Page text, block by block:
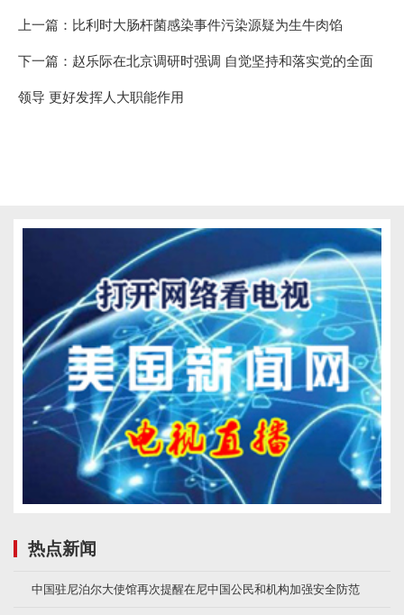
上一篇： 比利时大肠杆菌感染事件污染源疑为生牛肉馅
下一篇： 赵乐际在北京调研时强调 自觉坚持和落实党的全面
领导 更好发挥人大职能作用
热点新闻
中国驻尼泊尔大使馆再次提醒在尼中国公民和机构加强安全防范